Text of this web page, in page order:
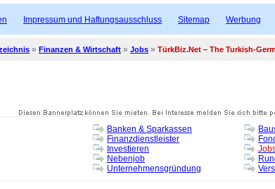
Impressum und Haftungsausschluss Sitemap Werbung
» Finanzen & Wirtschaft » Jobs » TürkBiz.Net – The Turkish-
Banken & Sparkassen
Finanzdienstleister
Investieren
Nebenjob
Unternehmensgründung